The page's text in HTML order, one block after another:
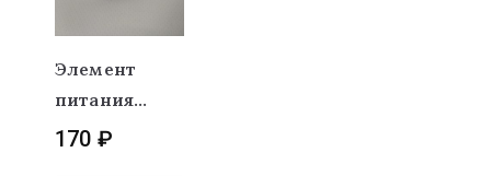
Элемент
питания
18650 Li-NMC
170 ₽